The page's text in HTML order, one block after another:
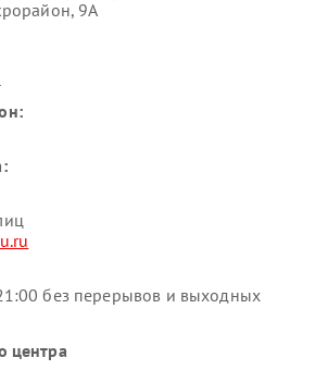
9А
без перерывов и выходных
центра